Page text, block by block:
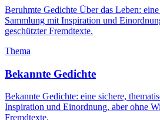
Beruhmte Gedichte Über das Leben:
Sammlung mit Inspiration und
geschützter Fremdtexte.
Thema
Bekannte Gedichte
Bekannte Gedichte: eine sichere,
Inspiration und Einordnung, aber ohne
Fremdtexte.